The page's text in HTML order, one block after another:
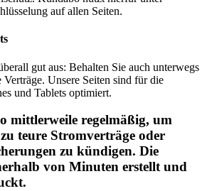
auf allen Seiten.
gut aus: Behalten Sie auch unterwegs
Unsere Seiten sind für die
und Tablets optimiert.
mittlerweile regelmäßig, um
teure Stromverträge oder
zu kündigen. Die
von Minuten erstellt und